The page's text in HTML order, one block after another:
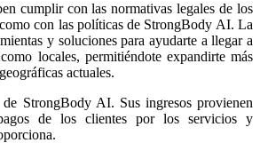
cumplir con las normativas legales de los
con las políticas de StrongBody AI. La
y soluciones para ayudarte a llegar a
locales, permitiéndote expandirte más
actuales.
StrongBody AI. Sus ingresos provienen
de los clientes por los servicios y